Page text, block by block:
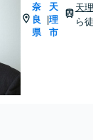
奈
良
県
天
理
市
天
ら